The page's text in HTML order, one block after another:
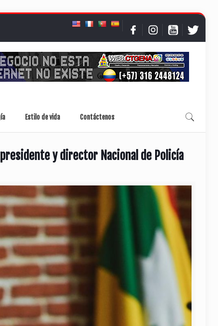
Estilo de vida Contáctenos
y director Nacional de Policía